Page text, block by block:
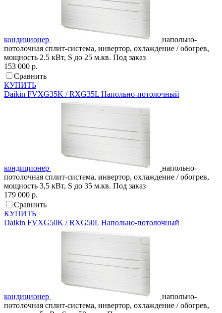
кондиционер
напольно-
потолочная сплит-система, инвертор, охлаждение / обогрев,
мощность 2.5 кВт, S до 25 м.кв. Под заказ
153 000 р.
Сравнить
КУПИТЬ
Daikin FVXG35K / RXG35L Напольно-потолочный
кондиционер
напольно-
потолочная сплит-система, инвертор, охлаждение / обогрев,
мощность 3,5 кВт, S до 35 м.кв. Под заказ
179 000 р.
Сравнить
КУПИТЬ
Daikin FVXG50K / RXG50L Напольно-потолочный
кондиционер
напольно-
потолочная сплит-система, инвертор, охлаждение / обогрев,